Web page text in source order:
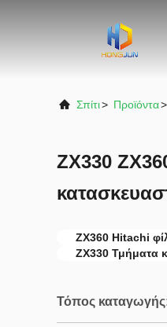
Σπίτι> Προϊόντα>
ZX330
ZX360 Hitachi
ZX330 Τμήματα
Τόπος